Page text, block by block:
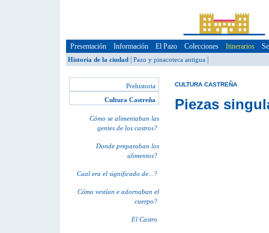
Presentación Información El Pazo Colecciones Itinerarios
Historia de la ciudad Pazo y pinacoteca antigua
Prehistoria
Cultura Castreña
Cómo se alimentaban las
gentes de los castros?
Donde preparaban los
alimentos?
Cual era el significado de...?
Cómo vestían e adornaban el
cuerpo?
El Castro
CULTURA CASTREÑA
Piezas